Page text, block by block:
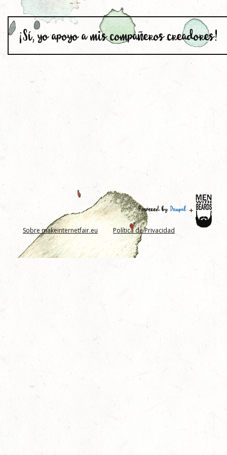
¡Sí, yo apoyo a mis compañeros creadores!
+
Powered by Drupal
Sobre makeinternetfair.eu Política de Privacidad